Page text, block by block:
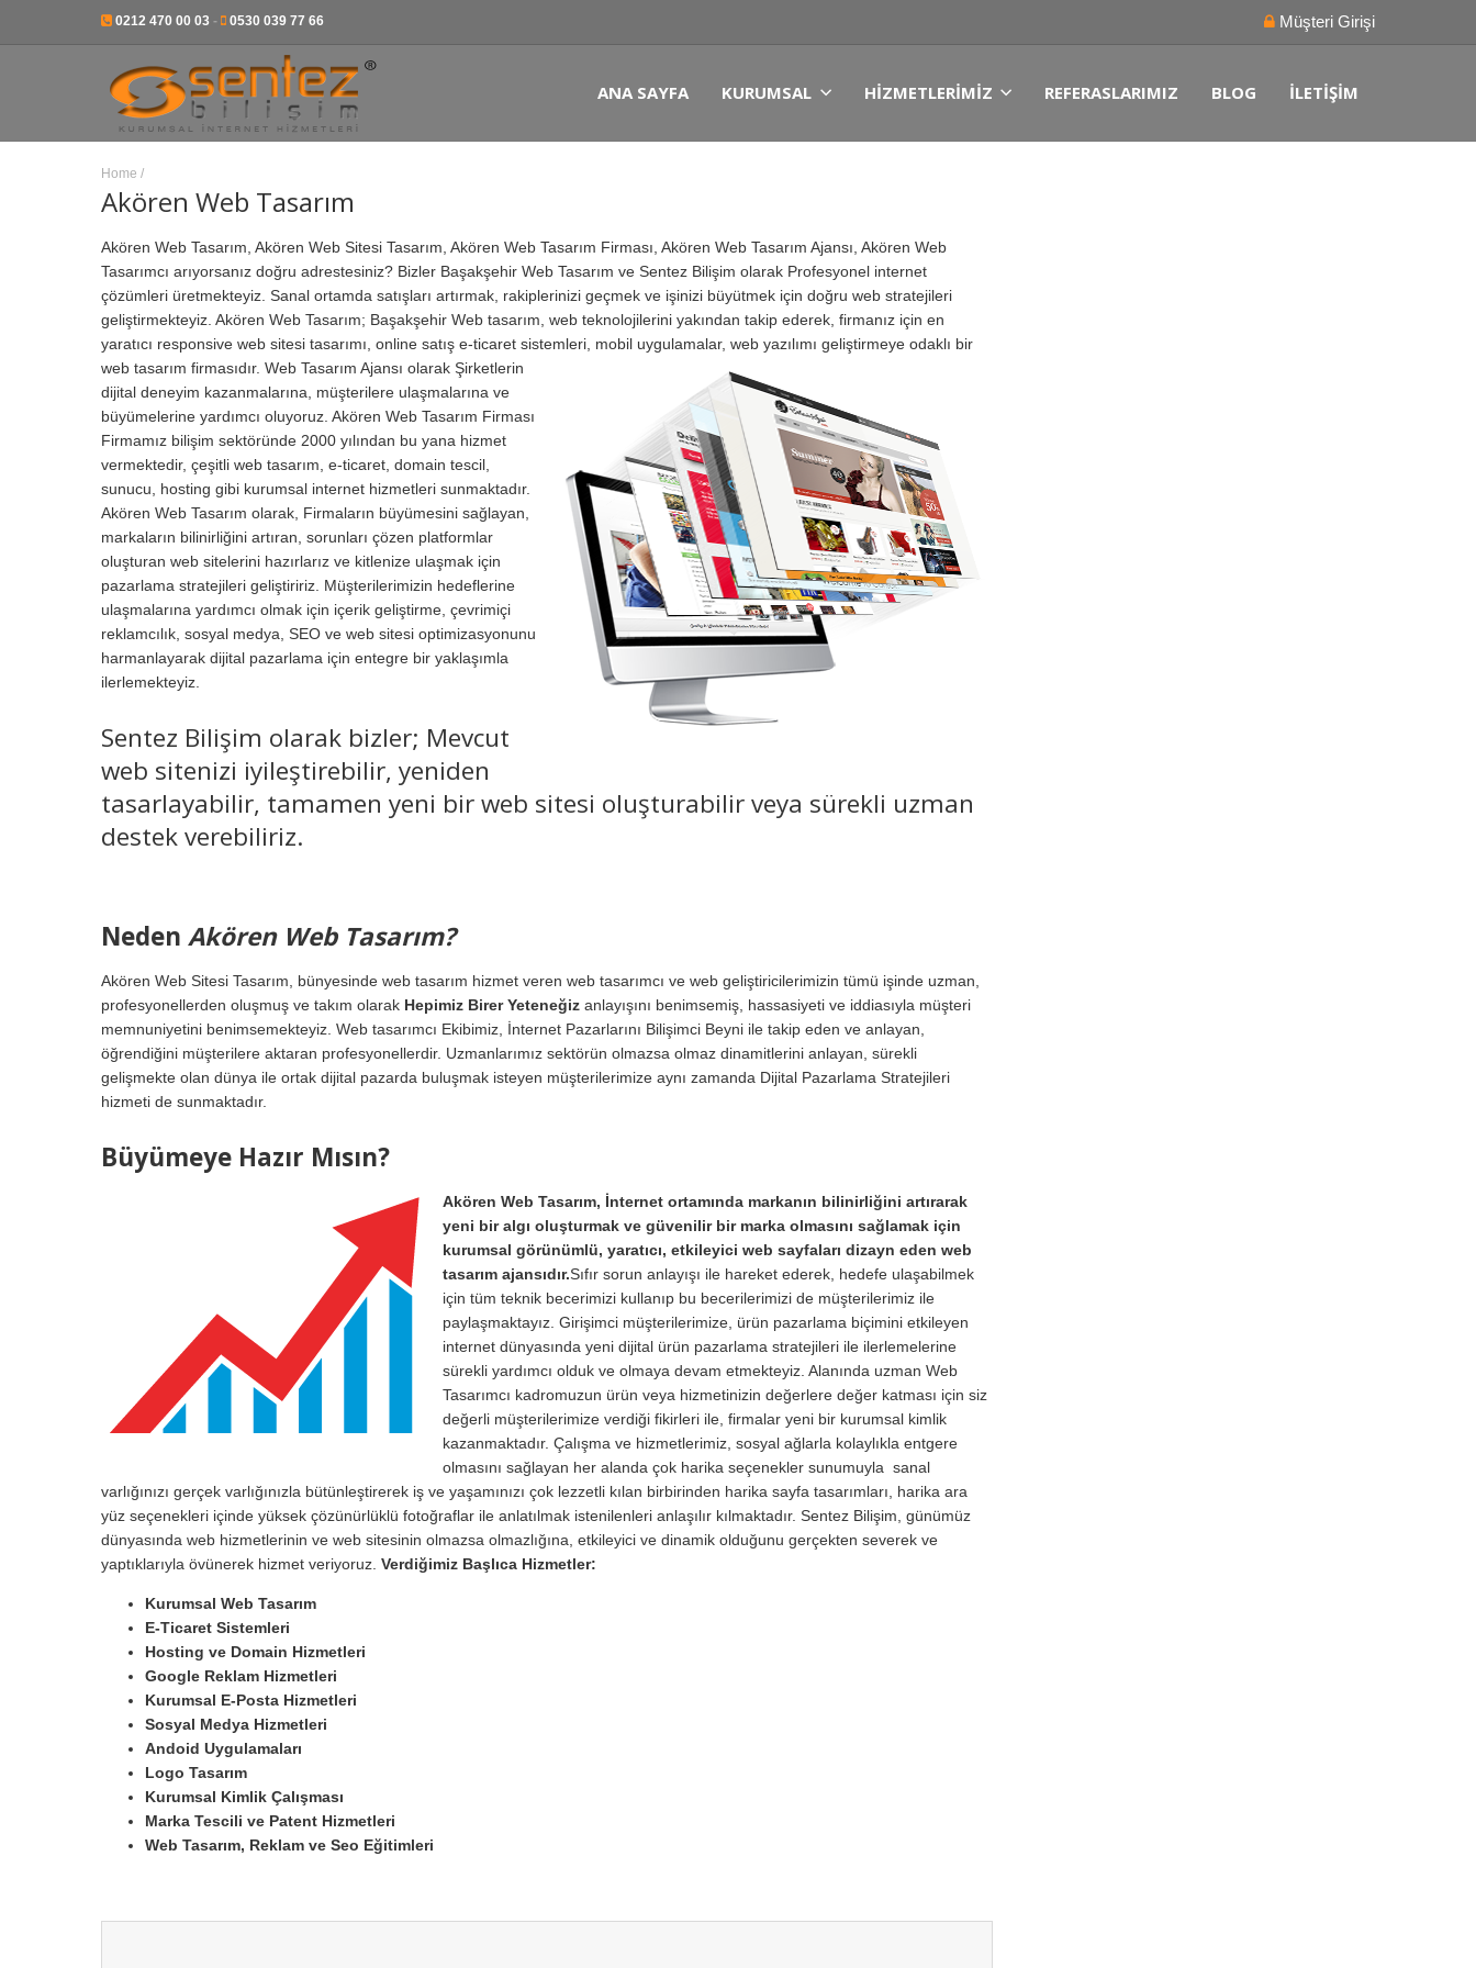
0212 470 00 03 - 0530 039 77 66 Müşteri Girişi
ANA SAYFA KURUMSAL HIZMETLERIMIZ REFERASLARIMIZ BLOG İLETIŞIM
Home /
Akören Web Tasarım
Akören Web Tasarım, Akören Web Sitesi Tasarım, Akören Web Tasarım Firması, Akören Web Tasarım Ajansı, Akören Web
Tasarımcı arıyorsanız doğru adrestesiniz? Bizler Başakşehir Web Tasarım ve Sentez Bilişim olarak Profesyonel internet
çözümleri üretmekteyiz. Sanal ortamda satışları artırmak, rakiplerinizi geçmek ve işinizi büyütmek için doğru web stratejileri
geliştirmekteyiz. Akören Web Tasarım; Başakşehir Web tasarım, web teknolojilerini yakından takip ederek, firmanız için en
yaratıcı responsive web sitesi tasarımı, online satış e-ticaret sistemleri, mobil uygulamalar, web yazılımı geliştirmeye odaklı bir
web tasarım firmasıdır. Web Tasarım Ajansı olarak Şirketlerin
dijital deneyim kazanmalarına, müşterilere ulaşmalarına ve
büyümelerine yardımcı oluyoruz. Akören Web Tasarım Firması
Firmamız bilişim sektöründe 2000 yılından bu yana hizmet
vermektedir, çeşitli web tasarım, e-ticaret, domain tescil,
sunucu, hosting gibi kurumsal internet hizmetleri sunmaktadır.
Akören Web Tasarım olarak, Firmaların büyümesini sağlayan,
markaların bilinirliğini artıran, sorunları çözen platformlar
oluşturan web sitelerini hazırlarız ve kitlenize ulaşmak için
pazarlama stratejileri geliştiririz. Müşterilerimizin hedeflerine
ulaşmalarına yardımcı olmak için içerik geliştirme, çevrimiçi
reklamcılık, sosyal medya, SEO ve web sitesi optimizasyonunu
harmanlayarak dijital pazarlama için entegre bir yaklaşımla
ilerlemekteyiz.
Sentez Bilişim olarak bizler; Mevcut
web sitenizi iyileştirebilir, yeniden
tasarlayabilir, tamamen yeni bir web sitesi oluşturabilir veya sürekli uzman
destek verebiliriz.
Neden Akören Web Tasarım?
Akören Web Sitesi Tasarım, bünyesinde web tasarım hizmet veren web tasarımcı ve web geliştiricilerimizin tümü işinde uzman,
profesyonellerden oluşmuş ve takım olarak Hepimiz Birer Yeteneğiz anlayışını benimsemiş, hassasiyeti ve iddiasıyla müşteri
memnuniyetini benimsemekteyiz. Web tasarımcı Ekibimiz, İnternet Pazarlarını Bilişimci Beyni ile takip eden ve anlayan,
öğrendiğini müşterilere aktaran profesyonellerdir. Uzmanlarımız sektörün olmazsa olmaz dinamitlerini anlayan, sürekli
gelişmekte olan dünya ile ortak dijital pazarda buluşmak isteyen müşterilerimize aynı zamanda Dijital Pazarlama Stratejileri
hizmeti de sunmaktadır.
Büyümeye Hazır Mısın?
Akören Web Tasarım, İnternet ortamında markanın bilinirliğini artırarak
yeni bir algı oluşturmak ve güvenilir bir marka olmasını sağlamak için
kurumsal görünümlü, yaratıcı, etkileyici web sayfaları dizayn eden web
tasarım ajansıdır.Sıfır sorun anlayışı ile hareket ederek, hedefe ulaşabilmek
için tüm teknik becerimizi kullanıp bu becerilerimizi de müşterilerimiz ile
paylaşmaktayız. Girişimci müşterilerimize, ürün pazarlama biçimini etkileyen
internet dünyasında yeni dijital ürün pazarlama stratejileri ile ilerlemelerine
sürekli yardımcı olduk ve olmaya devam etmekteyiz. Alanında uzman Web
Tasarımcı kadromuzun ürün veya hizmetinizin değerlere değer katması için siz
değerli müşterilerimize verdiği fikirleri ile, firmalar yeni bir kurumsal kimlik
kazanmaktadır. Çalışma ve hizmetlerimiz, sosyal ağlarla kolaylıkla entgere
olmasını sağlayan her alanda çok harika seçenekler sunumuyla sanal
varlığınızı gerçek varlığınızla bütünleştirerek iş ve yaşamınızı çok lezzetli kılan birbirinden harika sayfa tasarımları, harika ara
yüz seçenekleri içinde yüksek çözünürlüklü fotoğraflar ile anlatılmak istenilenleri anlaşılır kılmaktadır. Sentez Bilişim, günümüz
dünyasında web hizmetlerinin ve web sitesinin olmazsa olmazlığına, etkileyici ve dinamik olduğunu gerçekten severek ve
yaptıklarıyla övünerek hizmet veriyoruz. Verdiğimiz Başlıca Hizmetler:
Kurumsal Web Tasarım
E-Ticaret Sistemleri
Hosting ve Domain Hizmetleri
Google Reklam Hizmetleri
Kurumsal E-Posta Hizmetleri
Sosyal Medya Hizmetleri
Andoid Uygulamaları
Logo Tasarım
Kurumsal Kimlik Çalışması
Marka Tescili ve Patent Hizmetleri
Web Tasarım, Reklam ve Seo Eğitimleri